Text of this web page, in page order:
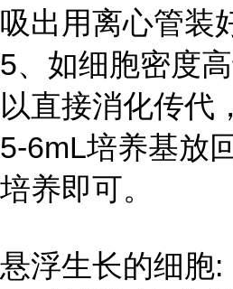
吸出用离心管装
5、如细胞密度
以直接消化传代
5-6mL培养基放
培养即可。
悬浮生长的细胞: